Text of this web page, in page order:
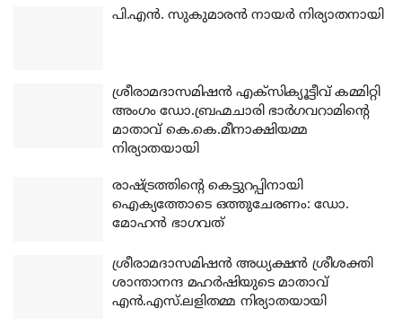
പി.എന്‍. സുകുമാരന്‍ നായര്‍ നിര്യാതനായി
ശ്രീരാമദാസമിഷന്‍ എക്‌സിക്യൂട്ടീവ് കമ്മിറ്റി
അംഗം ഡോ.ബ്രഹ്മചാരി ഭാര്‍ഗവറാമിന്റെ
മാതാവ് കെ.കെ.മീനാക്ഷിയമ്മ
നിര്യാതയായി
രാഷ്ട്രത്തിന്റെ കെട്ടുറപ്പിനായി
ഐക്യത്തോടെ ഒത്തുചേരണം: ഡോ.
മോഹന്‍ ഭാഗവത്
ശ്രീരാമദാസമിഷന്‍ അധ്യക്ഷന്‍ ശ്രീശക്തി
ശാന്താനന്ദ മഹര്‍ഷിയുടെ മാതാവ്
എന്‍.എസ്.ലളിതമ്മ നിര്യാതയായി